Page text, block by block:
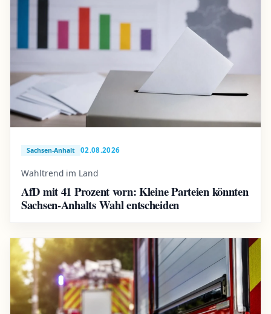
Sachsen-Anhalt 02.08.2026
Wahltrend im Land
AfD mit 41 Prozent vorn: Kleine Parteien könnten
Sachsen-Anhalts Wahl entscheiden